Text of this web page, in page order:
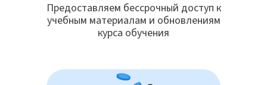
Предоставляем бессрочный доступ к
учебным материалам и обновлениям
курса обучения